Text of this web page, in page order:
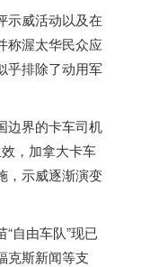
示威活动以及在
称渥太华民众应
乎排除了动用军
边界的卡车司机
， 加拿大卡车
，示威逐渐演变
自由车队”现已
克斯新闻等支